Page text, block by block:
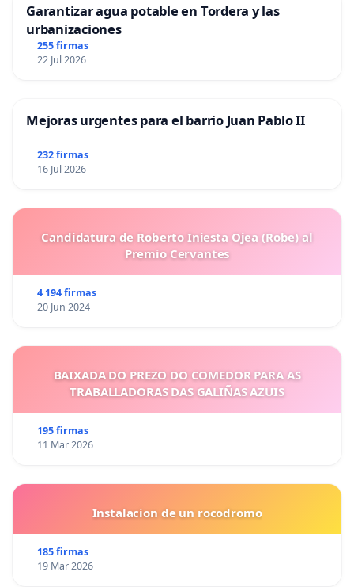
Garantizar agua potable en Tordera y las
urbanizaciones
255 firmas
22 Jul 2026
Mejoras urgentes para el barrio Juan Pablo II
232 firmas
16 Jul 2026
Candidatura de Roberto Iniesta Ojea (Robe) al
Premio Cervantes
4 194 firmas
20 Jun 2024
BAIXADA DO PREZO DO COMEDOR PARA AS
TRABALLADORAS DAS GALIÑAS AZUIS
195 firmas
11 Mar 2026
Instalacion de un rocodromo
185 firmas
19 Mar 2026